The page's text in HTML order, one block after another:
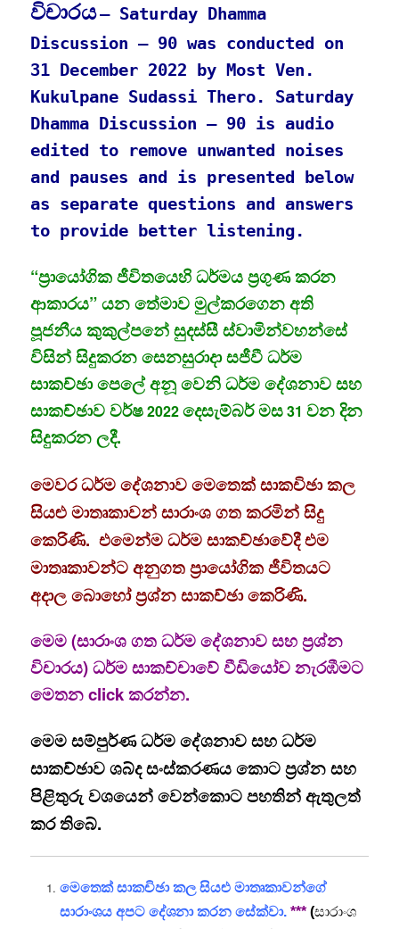
විචාරය– Saturday Dhamma
Discussion – 90 was conducted on
31 December 2022 by Most Ven.
Kukulpane Sudassi Thero. Saturday
Dhamma Discussion – 90 is audio
edited to remove unwanted noises
and pauses and is presented below
as separate questions and answers
to provide better listening.
“ප්‍රායෝගික ජීවිතයෙහි ධර්මය ප්‍රගුණ කරන
ආකාරය” යන තේමාව මුල්කරගෙන අති
පූජනීය කුකුල්පනේ සුදස්සී ස්වාමින්වහන්සේ
විසින් සිදුකරන සෙනසුරාදා සජීවී ධර්ම
සාකච්ඡා පෙලේ අනූ වෙනි ධර්ම දේශනාව සහ
සාකච්ඡාව වර්ෂ2022දෙසැම්බර් මස31 වන දින
සිදුකරන ලදී.
මෙවර ධර්ම දේශනාව මෙතෙක් සාකචිඡා කල
සියළු මාතෘකාවන් සාරාංශ ගත කරමින් සිදු
කෙරිණි. එමෙන්ම ධර්ම සාකච්ඡාවේදී එම
මාතෘකාවන්ට අනුගත ප්‍රායෝගික ජීවිතයට
අදාල බොහෝ ප්‍රශ්න සාකච්ඡා කෙරිණි.
මෙම (සාරාංශ ගත ධර්ම දේශනාව සහ ප්‍රශ්න
විචාරය) ධර්ම සාකච්චාවේ වීඩියෝව නැරඹීමට
මෙතන click කරන්න.
මෙම සම්පුර්ණ ධර්ම දේශනාව සහ ධර්ම
සාකච්ඡාව ශබ්ද සංස්කරණය කොට ප්‍රශ්න සහ
පිළිතුරු වශයෙන් වෙන්කොට පහතින් ඇතුලත්
කර තිබේ.
මෙතෙක් සාකචිඡා කල සියළු මාතෘකාවන්ගේ
සාරාංශය අපට දේශනා කරන සේක්වා. ***(සාරාංශ